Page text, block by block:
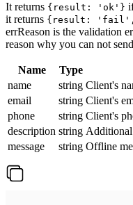
It returns {result: 'ok'}
it returns {result: 'fail',
errReason is the validation
reason why you can not
Name Type
name
string Client's
email
string Client's
phone
string Client's
description string
message
string Offline